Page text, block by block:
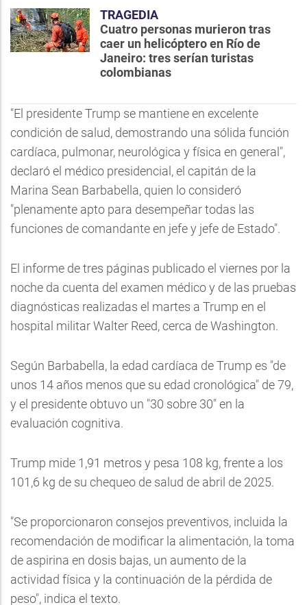
TRAGEDIA
Cuatro personas murieron tras
caer un helicóptero en Río de
Janeiro: tres serían turistas
colombianas
"El presidente Trump se mantiene en excelente
condición de salud, demostrando una sólida función
cardíaca, pulmonar, neurológica y física en general",
declaró el médico presidencial, el capitán de la
Marina Sean Barbabella, quien lo consideró
"plenamente apto para desempeñar todas las
funciones de comandante en jefe y jefe de Estado".
El informe de tres páginas publicado el viernes por la
noche da cuenta del examen médico y de las pruebas
diagnósticas realizadas el martes a Trump en el
hospital militar Walter Reed, cerca de Washington.
Según Barbabella, la edad cardíaca de Trump es "de
unos 14 años menos que su edad cronológica" de 79,
y el presidente obtuvo un "30 sobre 30" en la
evaluación cognitiva.
Trump mide 1,91 metros y pesa 108 kg, frente a los
101,6 kg de su chequeo de salud de abril de 2025.
"Se proporcionaron consejos preventivos, incluida la
recomendación de modificar la alimentación, la toma
de aspirina en dosis bajas, un aumento de la
actividad física y la continuación de la pérdida de
peso", indica el texto.